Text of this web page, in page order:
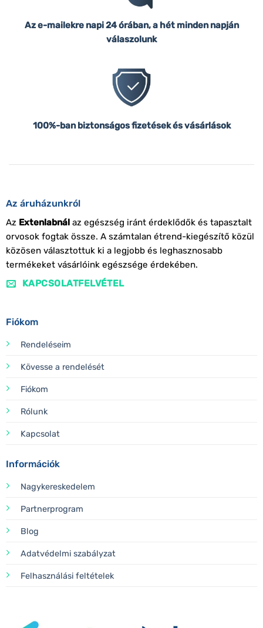
Az e-mailekre napi 24 órában, a hét minden napján
válaszolunk
100%-ban biztonságos fizetések és vásárlások
Az áruházunkról
Az Extenlabnálaz egészség iránt érdeklődők és tapasztalt
orvosok fogtak össze. A számtalan étrend-kiegészítő közül
közösen választottuk ki a legjobb és leghasznosabb
termékeket vásárlóink egészsége érdekében.
KAPCSOLATFELVÉTEL
Fiókom
Rendeléseim
Kövesse a rendelését
Fiókom
Rólunk
Kapcsolat
Információk
Nagykereskedelem
Partnerprogram
Blog
Adatvédelmi szabályzat
Felhasználási feltételek